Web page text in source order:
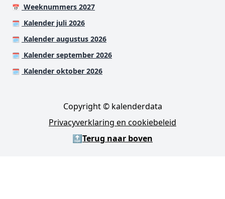
📅 Weeknummers 2027
🗓️ Kalender juli 2026
🗓️ Kalender augustus 2026
🗓️ Kalender september 2026
🗓️ Kalender oktober 2026
Copyright © kalenderdata
Privacyverklaring en cookiebeleid
🔝Terug naar boven